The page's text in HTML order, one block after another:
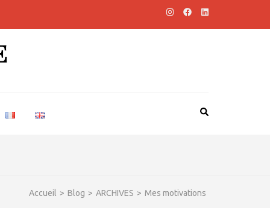
Accueil > Blog > ARCHIVES > Mes motivations